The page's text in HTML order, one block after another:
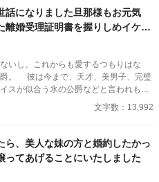
話になりました旦那様もお元気
離婚受理証明書を握りしめイケメ
す
いし、これからも愛するつもりはな
。 彼は今まで、天才、美男子、完璧
スが似合う氷の公爵などと言われもて
新婚初夜に暴言を吐いた女性が、初恋
の聖女で、妖精の愛し子であったこと
いた……。 他掌編七作品収録。 ※無
動画の無断配信も禁止します 「Cop
某小説サイトに投稿し
収録作品】 ①「今まで
文字数：13,992
ら、美人な妹の方と婚約したかっ
ってあげることにいたしました